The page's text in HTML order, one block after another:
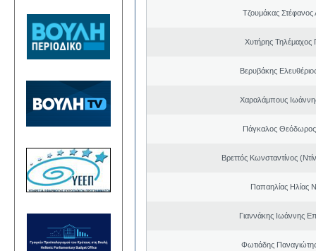
Τζουμάκας Στέφανος
Χυτήρης Τηλέμαχος
Βερυβάκης
Χαραλάμπους
Πάγκαλος
Βρεττός Κωνσταντίνος
Παπαηλίας Ηλίας
Γιαννάκης Ιωάννης
Φωτιάδης